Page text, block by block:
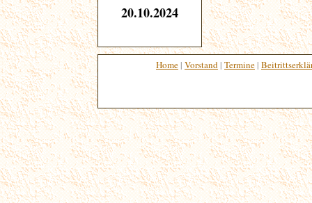
20.10.2024
Home | Vorstand | Termine |